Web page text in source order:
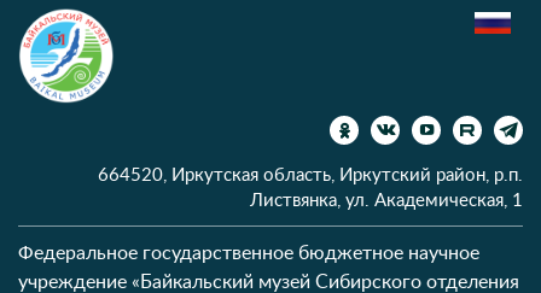
664520, Иркутская область, Иркутский район, р.п.
Листвянка, ул. Академическая, 1
Федеральное государственное бюджетное научное
учреждение «Байкальский музей Сибирского отделения